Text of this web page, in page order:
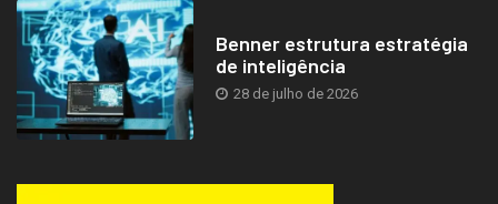
Benner estrutura estratégia
de inteligência
28 de julho de 2026